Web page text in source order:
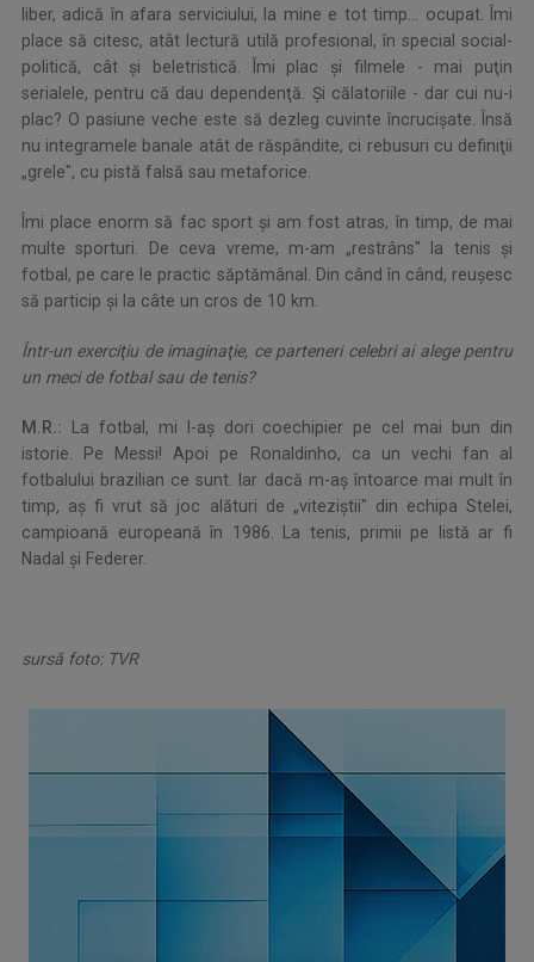
liber, adică în afara serviciului, la mine e tot timp... ocupat. Îmi
place să citesc, atât lectură utilă profesional, în special social-
politică, cât şi beletristică. Îmi plac şi filmele - mai puţin
serialele, pentru că dau dependenţă. Şi călatoriile - dar cui nu-i
plac? O pasiune veche este să dezleg cuvinte încrucişate. Însă
nu integramele banale atât de răspândite, ci rebusuri cu definiţii
„grele", cu pistă falsă sau metaforice.
Îmi place enorm să fac sport şi am fost atras, în timp, de mai
multe sporturi. De ceva vreme, m-am „restrâns" la tenis şi
fotbal, pe care le practic săptămânal. Din când în când, reuşesc
să particip şi la câte un cros de 10 km.
Într-un exerciţiu de imaginaţie, ce parteneri celebri ai alege pentru
un meci de fotbal sau de tenis?
M.R.: La fotbal, mi l-aş dori coechipier pe cel mai bun din
istorie. Pe Messi! Apoi pe Ronaldinho, ca un vechi fan al
fotbalului brazilian ce sunt. Iar dacă m-aş întoarce mai mult în
timp, aş fi vrut să joc alături de „viteziştii" din echipa Stelei,
campioană europeană în 1986. La tenis, primii pe listă ar fi
Nadal şi Federer.
sursă foto: TVR